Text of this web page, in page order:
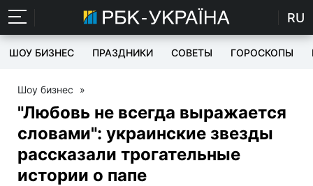
RU
ШОУ БИЗНЕС ПРАЗДНИКИ СОВЕТЫ ГОРОСКОПЫ
Шоу бизнес »
"Любовь не всегда выражается
словами": украинские звезды
рассказали трогательные
истории о папе